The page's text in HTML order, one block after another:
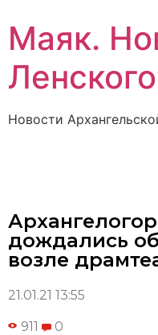
Маяк.
Новости
дождались
возле
21.01.21 13:55
911 0